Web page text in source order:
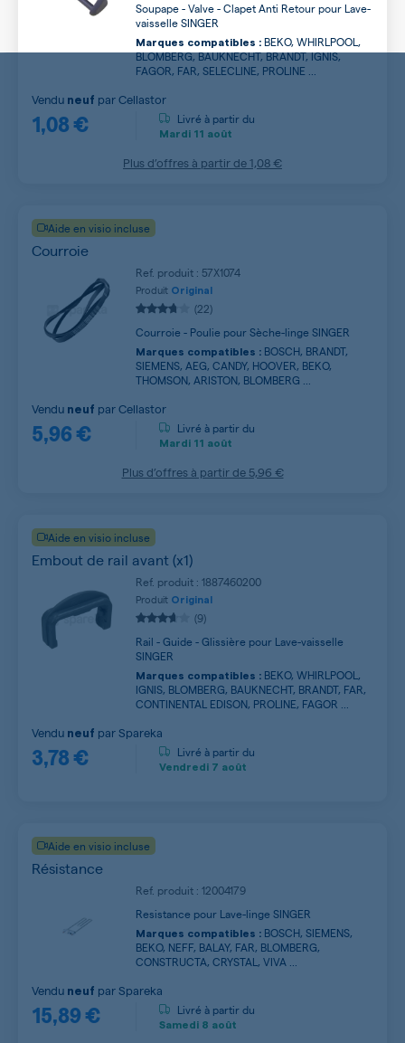
Soupape - Valve - Clapet Anti Retour pour Lave-
vaisselle SINGER
Marques compatibles : BEKO, WHIRLPOOL,
BLOMBERG, BAUKNECHT, BRANDT, IGNIS,
FAGOR, FAR, SELECLINE, PROLINE ...
1,08 €
Vendu neuf parCellastor
Livré à partir du
Mardi 11 août
Plus d’offres à partir de1,08 €
Aide en visio incluse
Courroie
Ref. produit : 57X1074
Produit Original
(22)
Courroie - Poulie pour Sèche-linge SINGER
Marques compatibles : BOSCH, BRANDT,
SIEMENS, AEG, CANDY, HOOVER, BEKO,
THOMSON, ARISTON, BLOMBERG ...
5,96 €
Vendu neuf parCellastor
Livré à partir du
Mardi 11 août
Plus d’offres à partir de 5,96 €
Aide en visio incluse
Embout de rail avant (x1)
Ref. produit : 1887460200
Produit Original
(9)
Rail - Guide - Glissière pour Lave-vaisselle
SINGER
Marques compatibles : BEKO, WHIRLPOOL,
IGNIS, BLOMBERG, BAUKNECHT, BRANDT, FAR,
CONTINENTAL EDISON, PROLINE, FAGOR ...
3,78 €
Vendu neuf parSpareka
Livré à partir du
Vendredi 7 août
Aide en visio incluse
Résistance
Ref. produit : 12004179
Resistance pour Lave-linge SINGER
Marques compatibles : BOSCH, SIEMENS,
BEKO, NEFF, BALAY, FAR, BLOMBERG,
CONSTRUCTA, CRYSTAL, VIVA ...
15,89 €
Vendu neuf parSpareka
Livré à partir du
Samedi 8 août